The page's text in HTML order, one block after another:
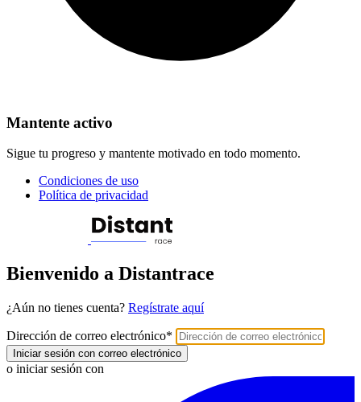
Mantente activo
Sigue tu progreso y mantente motivado en todo momento.
Condiciones de uso
Política de privacidad
Bienvenido a Distantrace
¿Aún no tienes cuenta? Regístrate aquí
Dirección de correo electrónico*
Iniciar sesión con correo electrónico
o iniciar sesión con